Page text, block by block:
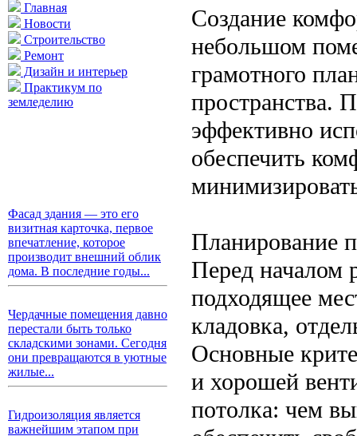
Главная
Новости
Строительство
Ремонт
Дизайн и интерьер
Практикум по
земледелию
Фасад здания — это его
визитная карточка, первое
впечатление, которое
производит внешний облик
дома. В последние годы...
Чердачные помещения давно
перестали быть только
складскими зонами. Сегодня
они превращаются в уютные
жилые...
Гидроизоляция является
важнейшим этапом при
Создание
небольшом
грамотного
пространства.
эффективно
обеспечить
Планирование
Перед началом
подходящее
кладовка,
Основные
и хорошей
потолка: чем